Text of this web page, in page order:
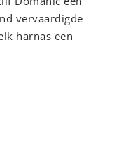
vervaardigde
harnas een
hierdoor